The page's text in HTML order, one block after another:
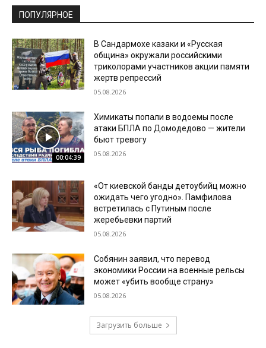
ПОПУЛЯРНОЕ
В Сандармохе казаки и «Русская
община» окружали российскими
триколорами участников акции памяти
жертв репрессий
05.08.2026
00:04:39
Химикаты попали в водоемы после
атаки БПЛА по Домодедово — жители
бьют тревогу
05.08.2026
«От киевской банды детоубийц можно
ожидать чего угодно». Памфилова
встретилась с Путиным после
жеребьевки партий
05.08.2026
Собянин заявил, что перевод
экономики России на военные рельсы
может «убить вообще страну»
05.08.2026
Загрузить больше